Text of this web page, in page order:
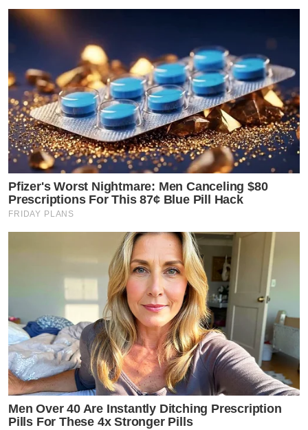
Pfizer's Worst Nightmare: Men Canceling $80
Prescriptions For This 87¢ Blue Pill Hack
FRIDAY PLANS
Men Over 40 Are Instantly Ditching Prescription
Pills For These 4x Stronger Pills